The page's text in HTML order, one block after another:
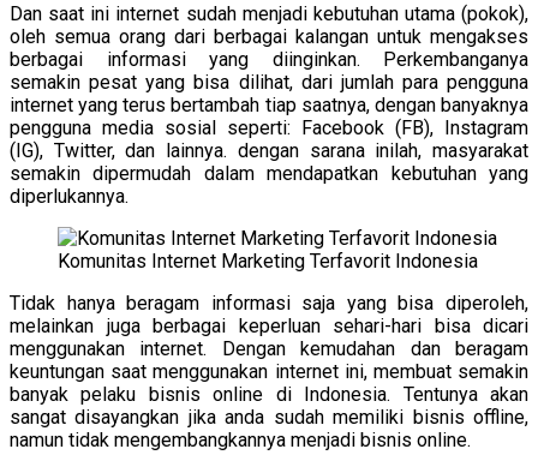
Dan saat ini internet sudah menjadi kebutuhan utama (pokok),
oleh semua orang dari berbagai kalangan untuk mengakses
berbagai informasi yang diinginkan. Perkembanganya
semakin pesat yang bisa dilihat, dari jumlah para pengguna
internet yang terus bertambah tiap saatnya, dengan banyaknya
pengguna media sosial seperti: Facebook (FB), Instagram
(IG), Twitter, dan lainnya. dengan sarana inilah, masyarakat
semakin dipermudah dalam mendapatkan kebutuhan yang
diperlukannya.
Komunitas Internet Marketing Terfavorit Indonesia
Tidak hanya beragam informasi saja yang bisa diperoleh,
melainkan juga berbagai keperluan sehari-hari bisa dicari
menggunakan internet. Dengan kemudahan dan beragam
keuntungan saat menggunakan internet ini, membuat semakin
banyak pelaku bisnis online di Indonesia. Tentunya akan
sangat disayangkan jika anda sudah memiliki bisnis offline,
namun tidak mengembangkannya menjadi bisnis online.